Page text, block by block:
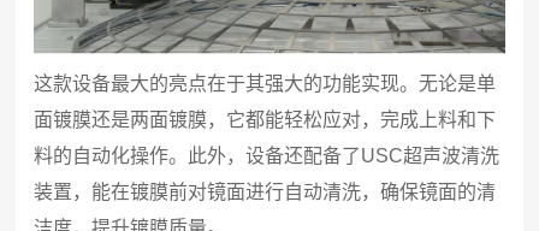
这款设备最大的亮点在于其强大的功能实现。无论是单
面镀膜还是两面镀膜，它都能轻松应对，完成上料和下
料的自动化操作。此外，设备还配备了USC超声波清洗
装置，能在镀膜前对镜面进行自动清洗，确保镜面的清